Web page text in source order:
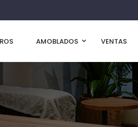
AMOBLADOS VENTAS